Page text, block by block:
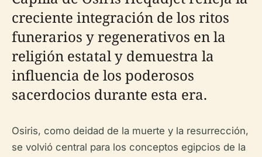
creciente integración de los ritos
funerarios y regenerativos en la
religión estatal y demuestra la
influencia de los poderosos
sacerdocios durante esta era.
Osiris, como deidad de la muerte y la resurrección,
se volvió central para los conceptos egipcios de la